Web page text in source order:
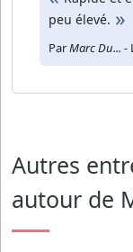
peu élevé.
ParMarc Du... -
Autres
autour de